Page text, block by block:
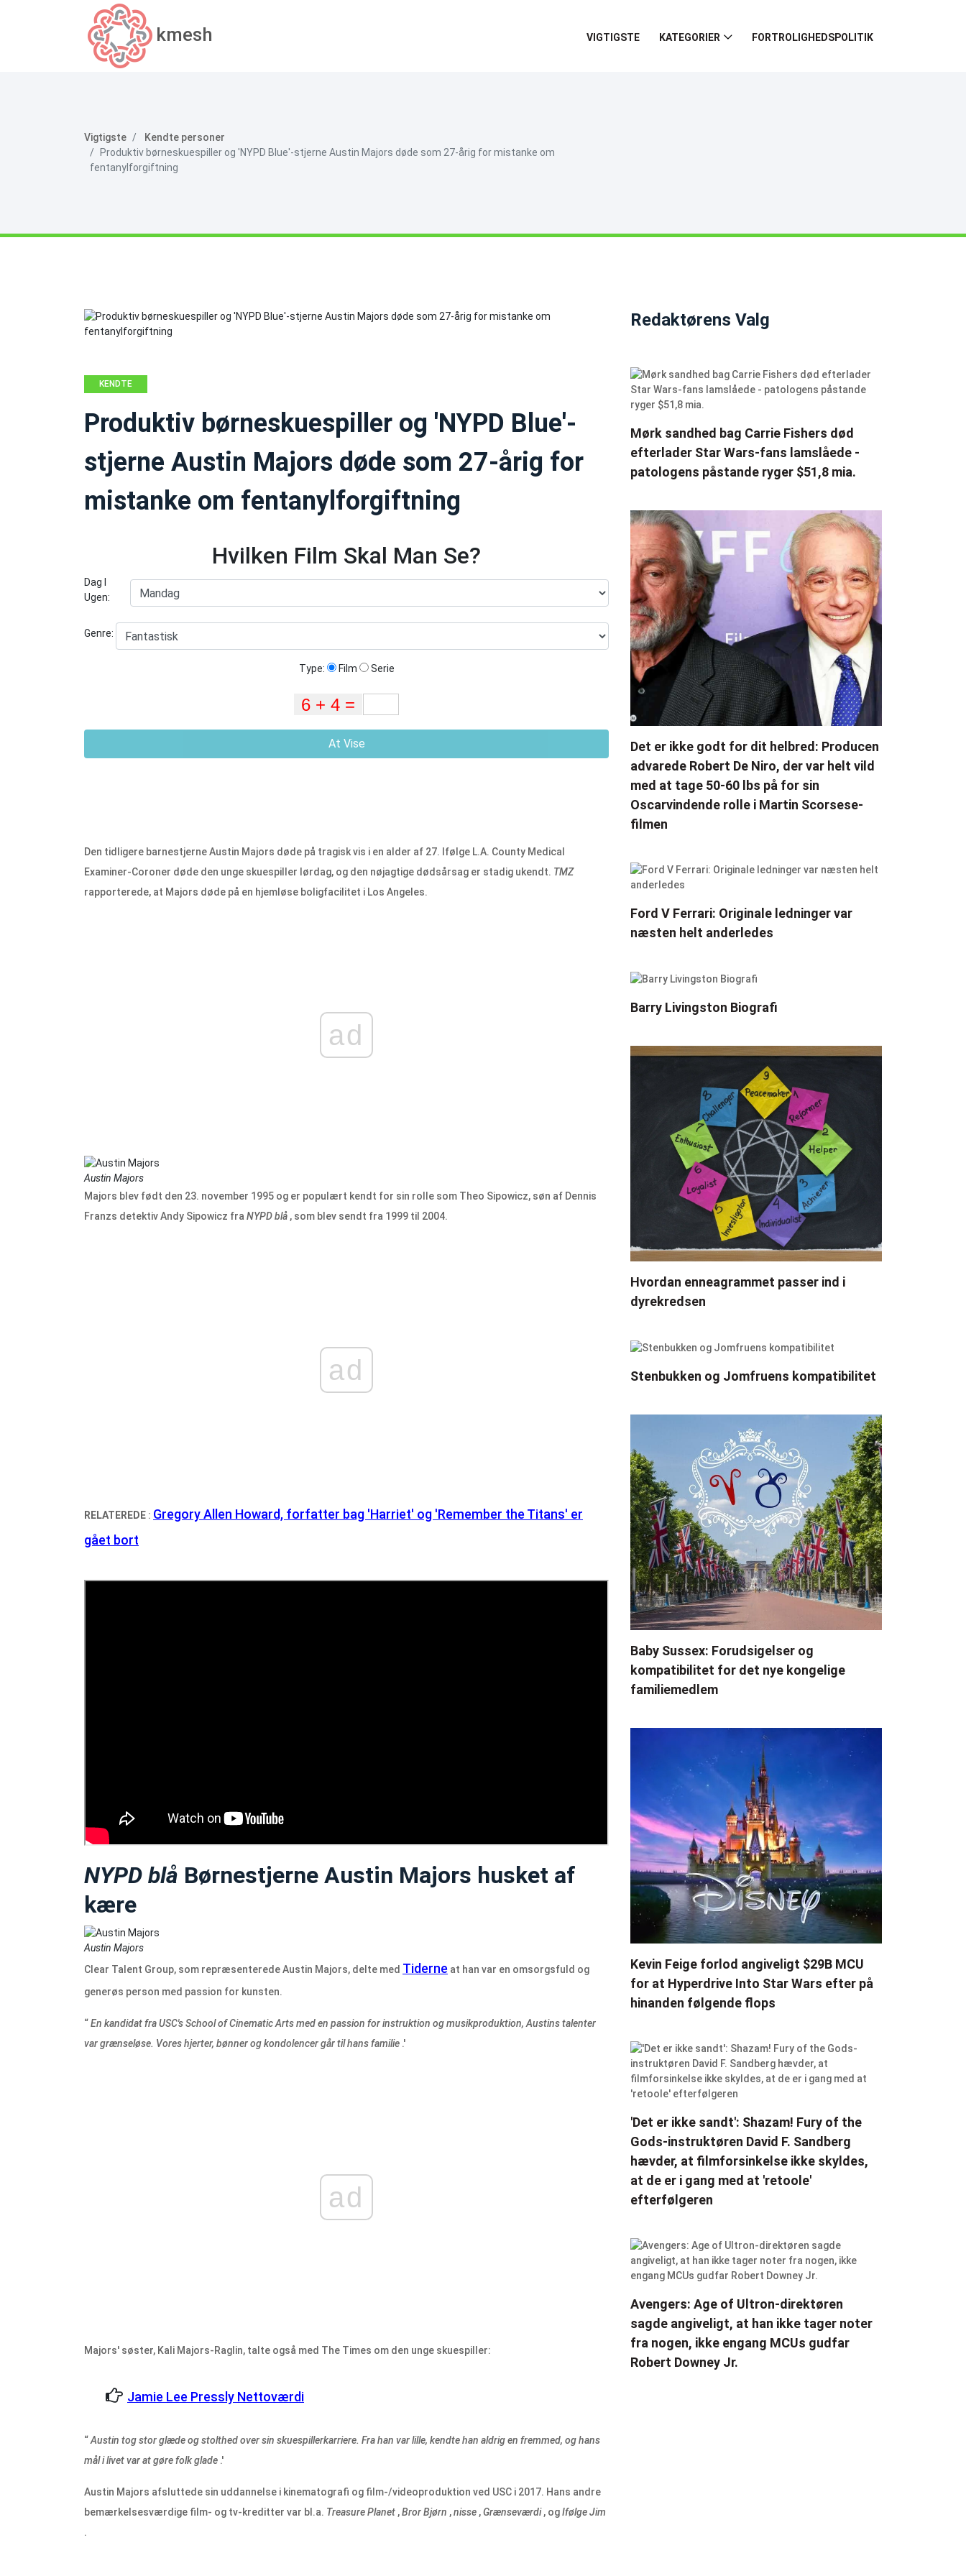
kmesh VIGTIGSTE KATEGORIER FORTROLIGHEDSPOLITIK
Vigtigste
Kendte personer
Produktiv børneskuespiller og 'NYPD Blue'-stjerne Austin Majors døde som 27-årig for mistanke om
fentanylforgiftning
KENDTE
Produktiv børneskuespiller og 'NYPD Blue'-
stjerne Austin Majors døde som 27-årig for
mistanke om fentanylforgiftning
Hvilken Film Skal Man Se?
Dag I
Ugen:
Genre:
Type: Film Serie
At Vise
Den tidligere barnestjerne Austin Majors døde på tragisk vis i en alder af 27. Ifølge L.A. County Medical
Examiner-Coroner døde den unge skuespiller lørdag, og den nøjagtige dødsårsag er stadig ukendt. TMZ
rapporterede, at Majors døde på en hjemløse boligfacilitet i Los Angeles.
ad
Austin Majors
Majors blev født den 23. november 1995 og er populært kendt for sin rolle som Theo Sipowicz, søn af Dennis
Franzs detektiv Andy Sipowicz fra NYPD blå , som blev sendt fra 1999 til 2004.
ad
RELATEREDE : Gregory Allen Howard, forfatter bag 'Harriet' og 'Remember the Titans' er
gået bort
NYPD blå Børnestjerne Austin Majors husket af
kære
Austin Majors
Clear Talent Group, som repræsenterede Austin Majors, delte med Tiderne at han var en omsorgsfuld og
generøs person med passion for kunsten.
“En kandidat fra USC's School of Cinematic Arts med en passion for instruktion og musikproduktion, Austins talenter
var grænseløse. Vores hjerter, bønner og kondolencer går til hans familie .'
ad
Majors' søster, Kali Majors-Raglin, talte også med The Times om den unge skuespiller:
Jamie Lee Pressly Nettoværdi
“Austin tog stor glæde og stolthed over sin skuespillerkarriere. Fra han var lille, kendte han aldrig en fremmed, og hans
mål i livet var at gøre folk glade .'
Austin Majors afsluttede sin uddannelse i kinematografi og film-/videoproduktion ved USC i 2017. Hans andre
bemærkelsesværdige film- og tv-kreditter var bl.a. Treasure Planet ,Bror Bjørn ,nisse ,Grænseværdi, ogIfølge Jim
.
Redaktørens Valg
Mørk sandhed bag Carrie Fishers død
efterlader Star Wars-fans lamslåede -
patologens påstande ryger $51,8 mia.
Det er ikke godt for dit helbred: Producen
advarede Robert De Niro, der var helt vild
med at tage 50-60 lbs på for sin
Oscarvindende rolle i Martin Scorsese-
filmen
Ford V Ferrari: Originale ledninger var
næsten helt anderledes
Barry Livingston Biografi
Hvordan enneagrammet passer ind i
dyrekredsen
Stenbukken og Jomfruens kompatibilitet
Baby Sussex: Forudsigelser og
kompatibilitet for det nye kongelige
familiemedlem
Kevin Feige forlod angiveligt $29B MCU
for at Hyperdrive Into Star Wars efter på
hinanden følgende flops
'Det er ikke sandt': Shazam! Fury of the
Gods-instruktøren David F. Sandberg
hævder, at filmforsinkelse ikke skyldes,
at de er i gang med at 'retoole'
efterfølgeren
Avengers: Age of Ultron-direktøren
sagde angiveligt, at han ikke tager noter
fra nogen, ikke engang MCUs gudfar
Robert Downey Jr.